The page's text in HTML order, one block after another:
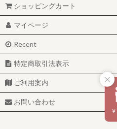
ショッピングカート
マイページ
Recent
特定商取引法表示
ご利用案内
お問い合わせ
¥